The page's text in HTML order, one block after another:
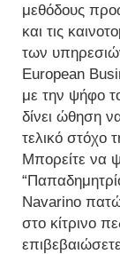
μεθόδους
και τις
των
European
με την ψήφο
δίνει ώθηση
τελικό στόχο
Μπορείτε να
Navarino
στο κίτρινο